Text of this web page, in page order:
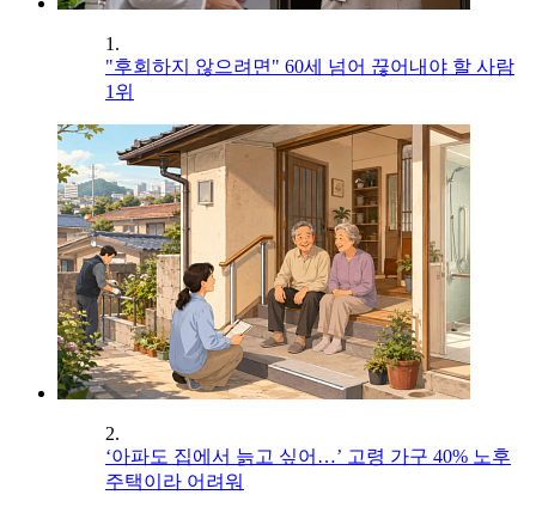
1.
"후회하지 않으려면" 60세 넘어 끊어내야 할 사람
1위
2.
‘아파도 집에서 늙고 싶어…’ 고령 가구 40% 노후
주택이라 어려워